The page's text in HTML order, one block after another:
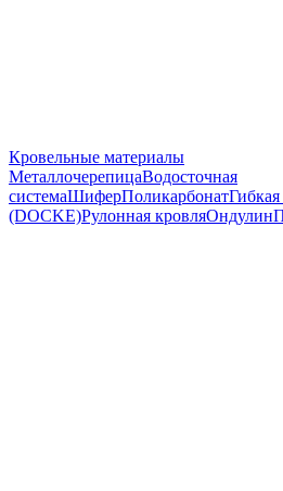
Кровельные материалы
МеталлочерепицаВодосточная
системаШиферПоликарбонат
(DOCKE)Рулонная кровляОндулин